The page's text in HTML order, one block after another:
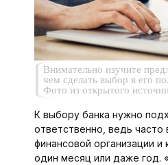
Внимательно изучите
чем сделать выбор в его
Фото из открытого
К выбору банка нужно
ответственно, ведь часто
финансовой организации и
один месяц или даже год.